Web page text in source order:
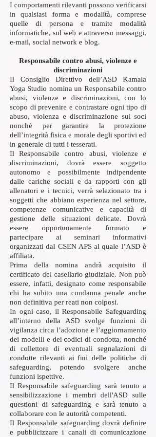
I comportamenti rilevanti possono verificarsi
in qualsiasi forma e modalità, comprese
quelle di persona e tramite modalità
informatiche, sul web e attraverso messaggi,
e-mail, social network e blog.
Responsabile contro abusi, violenze e
discriminazioni
Il Consiglio Direttivo dell’ASD Kamala
Yoga Studio nomina un Responsabile contro
abusi, violenze e discriminazioni, con lo
scopo di prevenire e contrastare ogni tipo di
abuso, violenza e discriminazione sui soci
nonché per garantire la protezione
dell’integrità fisica e morale degli sportivi ed
in generale di tutti i tesserati.
Il Responsabile contro abusi, violenze e
discriminazioni, dovrà essere soggetto
autonomo e possibilmente indipendente
dalle cariche sociali e da rapporti con gli
allenatori e i tecnici, verrà selezionato tra i
soggetti che abbiano esperienza nel settore,
competenze comunicative e capacità di
gestione delle situazioni delicate. Dovrà
essere opportunamente formato e
partecipare ai seminari informativi
organizzati dal CSEN APS al quale l’ASD è
affiliata.
Prima della nomina andrà acquisito il
certificato del casellario giudiziale. Non può
essere, infatti, designato come responsabile
chi ha subito una condanna penale anche
non definitiva per reati non colposi.
In ogni caso, il Responsabile Safeguarding
all’interno della ASD svolge funzioni di
vigilanza circa l’adozione e l’aggiornamento
dei modelli e dei codici di condotta, nonché
di collettore di eventuali segnalazioni di
condotte rilevanti ai fini delle politiche di
safeguarding, potendo svolgere anche
funzioni ispettive.
Il Responsabile safeguarding sarà tenuto a
sensibilizzazione i membri dell'ASD sulle
questioni di safeguarding e sarà tenuto a
collaborare con le autorità competenti.
Il Responsabile safeguarding dovrà definire
e pubblicizzare i canali di comunicazione